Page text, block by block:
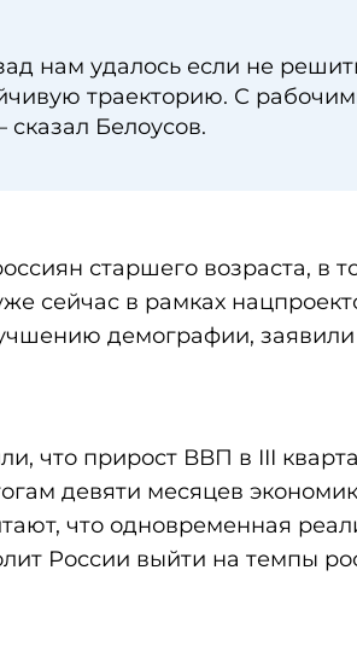
нам удалось если не
траекторию. С
Белоусов.
старшего возраста, в
сейчас в рамках
демографии, заявили
что прирост ВВП в III
девяти месяцев
что одновременная
России выйти на темпы